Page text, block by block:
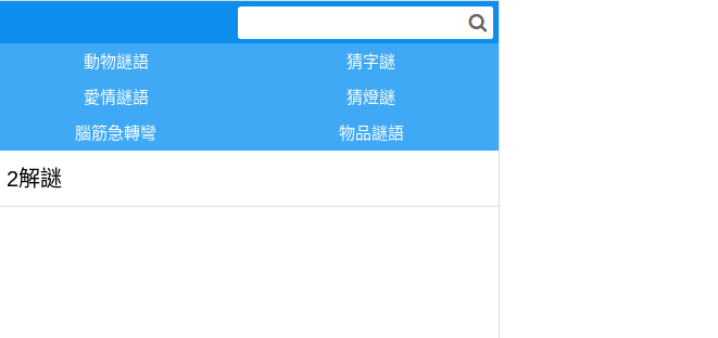
動物謎語
猜字謎
愛情謎語
猜燈謎
腦筋急轉彎 物品謎語
2解謎